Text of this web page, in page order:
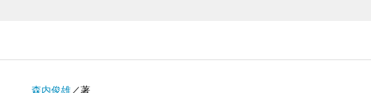
森内俊雄／著